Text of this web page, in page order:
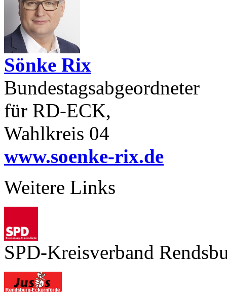
Sönke Rix
Bundestagsabgeordneter
für RD-ECK,
Wahlkreis 04
www.soenke-rix.de
Weitere Links
SPD-Kreisverband